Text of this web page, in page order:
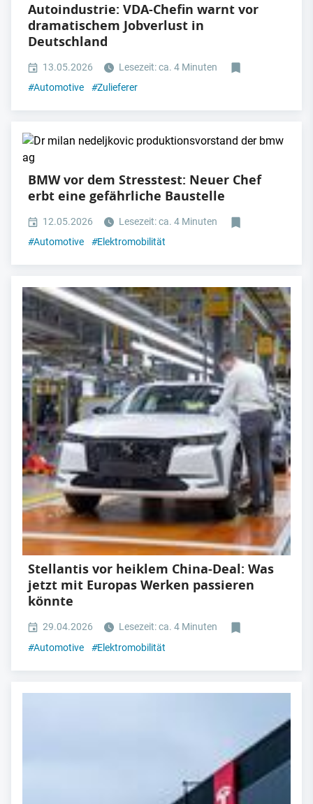
Autoindustrie: VDA-Chefin warnt vor
dramatischem Jobverlust in
Deutschland
13.05.2026
Lesezeit: ca. 4 Minuten
#Automotive #Zulieferer
BMW vor dem Stresstest: Neuer Chef
erbt eine gefährliche Baustelle
12.05.2026
Lesezeit: ca. 4 Minuten
#Automotive #Elektromobilität
Stellantis vor heiklem China-Deal: Was
jetzt mit Europas Werken passieren
könnte
29.04.2026
Lesezeit: ca. 4 Minuten
#Automotive #Elektromobilität